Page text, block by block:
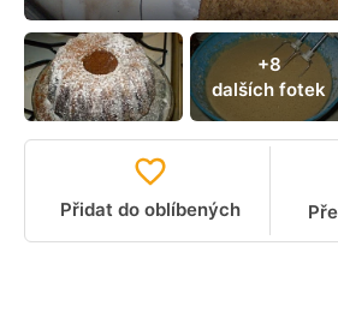
+8
dalších fotek
Přidat do oblíbených